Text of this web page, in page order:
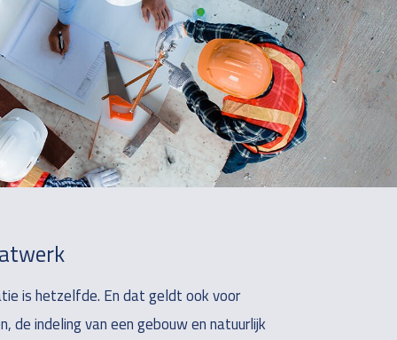
is hetzelfde. En dat geldt ook voor
de indeling van een gebouw en natuurlijk